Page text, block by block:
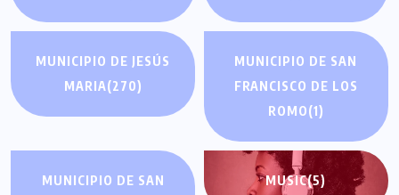
MUNICIPIO DE JESÚS
MARIA(270)
MUNICIPIO DE SAN
FRANCISCO DE LOS
ROMO(1)
MUNICIPIO DE SAN
MUSIC(5)